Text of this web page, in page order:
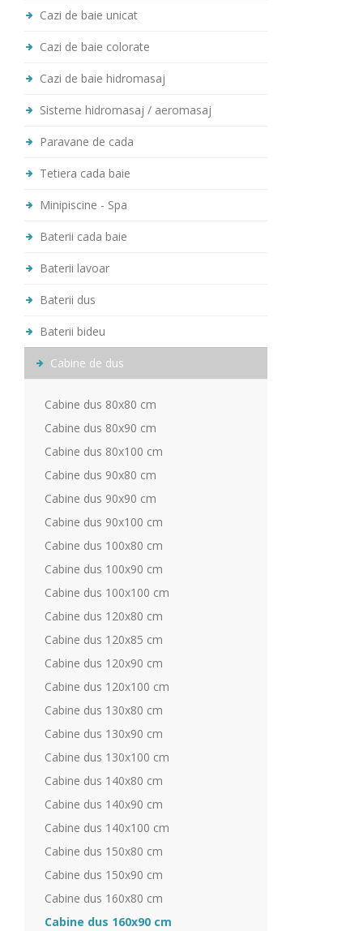
Cazi de baie unicat
Cazi de baie colorate
Cazi de baie hidromasaj
Sisteme hidromasaj / aeromasaj
Paravane de cada
Tetiera cada baie
Minipiscine - Spa
Baterii cada baie
Baterii lavoar
Baterii dus
Baterii bideu
Cabine de dus
Cabine dus 80x80 cm
Cabine dus 80x90 cm
Cabine dus 80x100 cm
Cabine dus 90x80 cm
Cabine dus 90x90 cm
Cabine dus 90x100 cm
Cabine dus 100x80 cm
Cabine dus 100x90 cm
Cabine dus 100x100 cm
Cabine dus 120x80 cm
Cabine dus 120x85 cm
Cabine dus 120x90 cm
Cabine dus 120x100 cm
Cabine dus 130x80 cm
Cabine dus 130x90 cm
Cabine dus 130x100 cm
Cabine dus 140x80 cm
Cabine dus 140x90 cm
Cabine dus 140x100 cm
Cabine dus 150x80 cm
Cabine dus 150x90 cm
Cabine dus 160x80 cm
Cabine dus 160x90 cm